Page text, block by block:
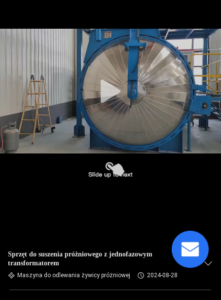
Sprzęt do suszenia próżniowego z jednofazowym
transformatorem
Maszyna do odlewania żywicy próżniowej 2024-08-28